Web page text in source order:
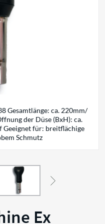
Gesamtlänge: ca. 220mm/
der Düse (BxH): ca.
für: breitflächige
Schmutz
Ex